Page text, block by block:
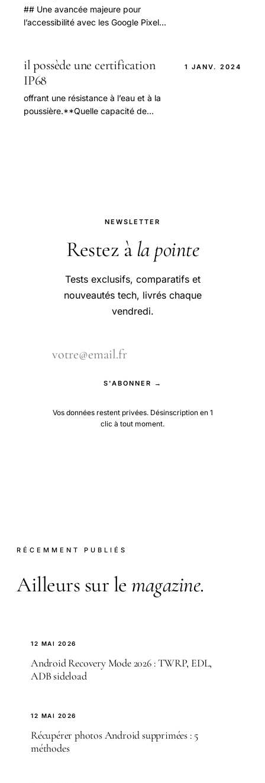
## Une avancée majeure pour
l’accessibilité avec les Google Pixel
priorité.
il possède une certification
IP68
offrant une résistance à l’eau et à la
poussière.**Quelle capacité de
1 JANV. 2024
NEWSLETTER
Restez à la pointe
Tests exclusifs, comparatifs et
nouveautés tech, livrés chaque
vendredi.
S'ABONNER →
Vos données restent privées. Désinscription en 1
clic à tout moment.
RÉCEMMENT PUBLIÉS
Ailleurs sur le magazine.
12 MAI 2026
Android Recovery Mode 2026 : TWRP, EDL,
ADB sideload
12 MAI 2026
Récupérer photos Android supprimées : 5
méthodes